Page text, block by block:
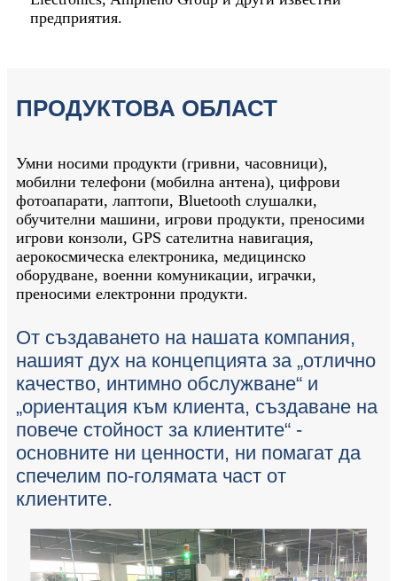
предприятия.
ПРОДУКТОВА ОБЛАСТ
Умни носими продукти (гривни, часовници),
мобилни телефони (мобилна антена), цифрови
фотоапарати, лаптопи, Bluetooth слушалки,
обучителни машини, игрови продукти, преносими
игрови конзоли, GPS сателитна навигация,
аерокосмическа електроника, медицинско
оборудване, военни комуникации, играчки,
преносими електронни продукти.
От създаването на нашата компания,
нашият дух на концепцията за „отлично
качество, интимно обслужване“ и
„ориентация към клиента, създаване на
повече стойност за клиентите“ -
основните ни ценности, ни помагат да
спечелим по-голямата част от
клиентите.